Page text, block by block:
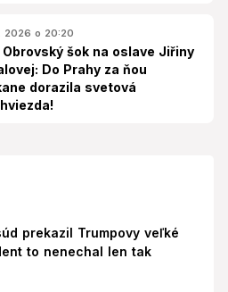
2026 o 20:20
Obrovský šok na oslave Jiřiny
Do Prahy za ňou
dorazila svetová
prekazil Trumpovy veľké
to nenechal len tak